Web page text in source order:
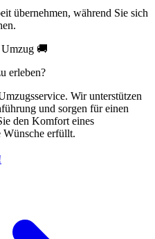
übernehmen, während Sie sich
🚚
erleben?
Wir unterstützen
und sorgen für einen
den Komfort eines
Wünsche erfüllt.